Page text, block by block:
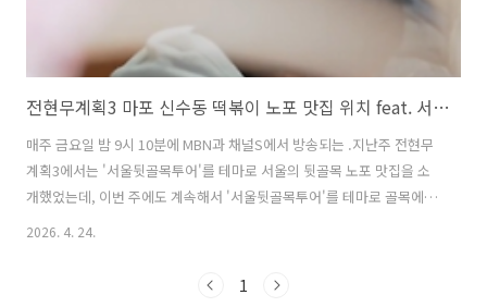
전현무계획3 마포 신수동 떡볶이 노포 맛집 위치 feat. 서울뒷골목투어
매주 금요일 밤 9시 10분에 MBN과 채널S에서 방송되는 .지난주 전현무
계획3에서는 '서울뒷골목투어'를 테마로 서울의 뒷골목 노포 맛집을 소
개했었는데, 이번 주에도 계속해서 '서울뒷골목투어'를 테마로 골목에
자리 잡은 오래된 노포 맛집을 소개하였다. '서울뒷골목투어'를 테마로
수동에 위치한 떡볶이 노포 맛집에서 전현무가 떡볶이를 맛보고 "아무
2026. 4. 24.
1